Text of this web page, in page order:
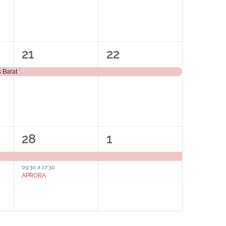
Barat
1
evento,
21
1
evento,
22
2
eventos,
28
09:30a17:30
APRORA
1
evento,
1